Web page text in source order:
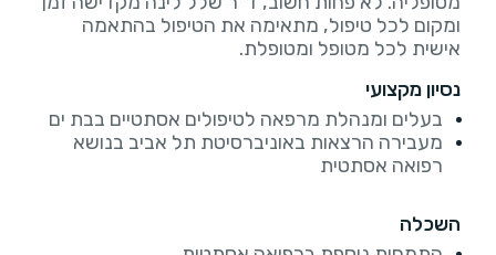
ומקום לכל טיפול, מתאימה את הטיפול בהתאמה
אישית לכל מטופל ומטופלת.
נסיון מקצועי
בעלים ומנהלת מרפאה לטיפולים אסתטיים בבת ים
מעבירה הרצאות באוניברסיטת תל אביב בנושא
רפואה אסתטית
השכלה